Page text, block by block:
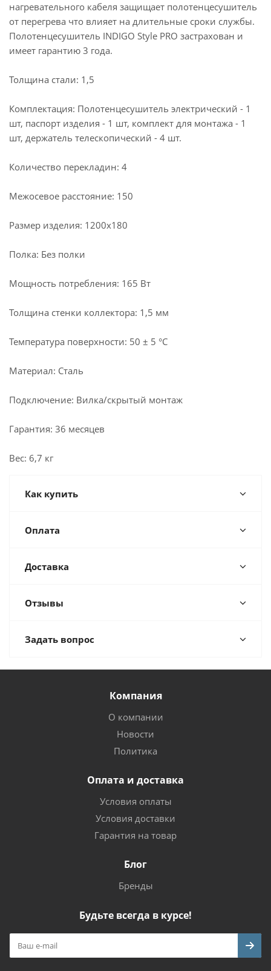
нагревательного кабеля защищает полотенцесушитель
от перегрева что влияет на длительные сроки службы.
Полотенцесушитель INDIGO Style PRO застрахован и
имеет гарантию 3 года.
Толщина стали: 1,5
Комплектация: Полотенцесушитель электрический - 1
шт, паспорт изделия - 1 шт, комплект для монтажа - 1
шт, держатель телескопический - 4 шт.
Количество перекладин: 4
Межосевое расстояние: 150
Размер изделия: 1200х180
Полка: Без полки
Мощность потребления: 165 Вт
Толщина стенки коллектора: 1,5 мм
Температура поверхности: 50 ± 5 °С
Материал: Сталь
Подключение: Вилка/скрытый монтаж
Гарантия: 36 месяцев
Вес: 6,7 кг
Как купить
Оплата
Доставка
Отзывы
Задать вопрос
Компания
О компании
Новости
Политика
Оплата и доставка
Условия оплаты
Условия доставки
Гарантия на товар
Блог
Бренды
Будьте всегда в курсе!